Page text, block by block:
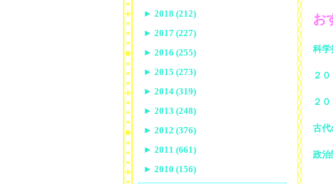
お
科
２
２
古
政
► 2018 (212)
► 2017 (227)
► 2016 (255)
► 2015 (273)
► 2014 (319)
► 2013 (248)
► 2012 (376)
► 2011 (661)
► 2010 (156)